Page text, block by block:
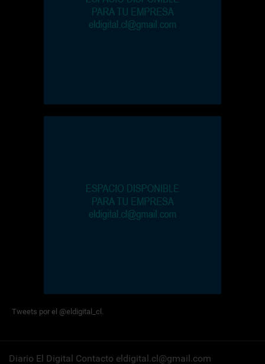
Tweets por el @eldigital_cl.
Diario El Digital Contacto eldigital.cl@gmail.com